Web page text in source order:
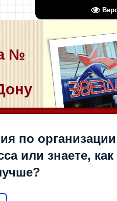
№
по организации
или знаете, как